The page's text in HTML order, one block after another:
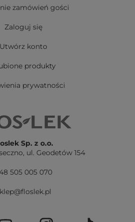
zamówień gości
Zaloguj się
Utwórz konto
produkty
prywatności
Sp. z o.o.
ul. Geodetów 154
505 005 070